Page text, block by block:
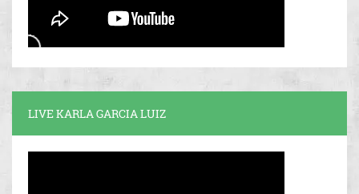
LIVE KARLA GARCIA LUIZ